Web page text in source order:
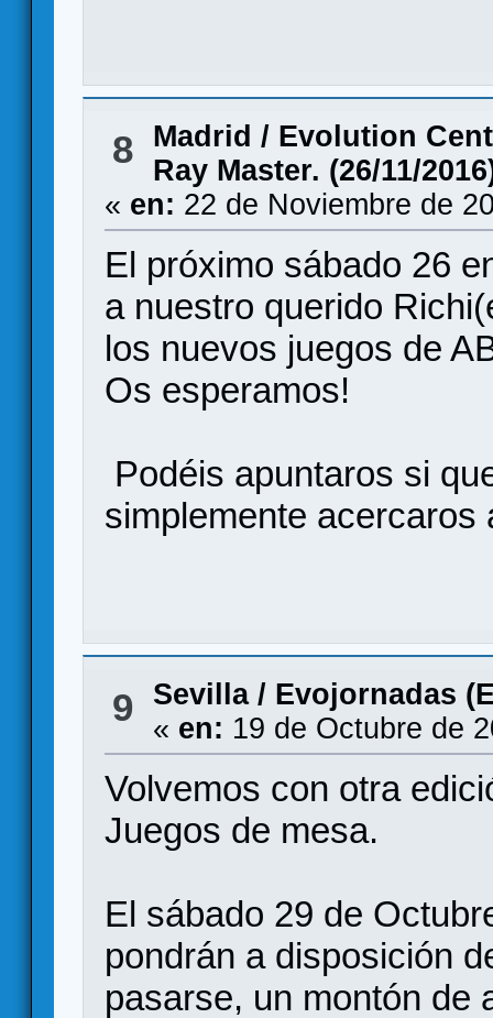
8 Madrid / Evolution
Ray Master. (26/11/
« en: 22 de Noviembre de
El próximo sábado 26
a nuestro querido
los nuevos juegos de
Os esperamos!
Podéis apuntaros si
simplemente acercaros
9 Sevilla/ Evojornadas
« en: 19 de Octubre de
Volvemos con otra
Juegos de mesa.
El sábado 29 de
pondrán a disposición
pasarse, un montón de